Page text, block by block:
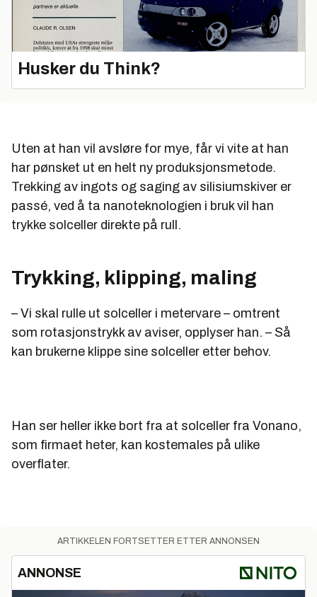
Husker du Think?
Uten at han vil avsløre for mye, får vi vite at han
har pønsket ut en helt ny produksjonsmetode.
Trekking av ingots og saging av silisiumskiver er
passé, ved å ta nanoteknologien i bruk vil han
trykke solceller direkte på rull.
Trykking, klipping, maling
– Vi skal rulle ut solceller i metervare – omtrent
som rotasjonstrykk av aviser, opplyser han. – Så
kan brukerne klippe sine solceller etter behov.
Han ser heller ikke bort fra at solceller fra Vonano,
som firmaet heter, kan kostemales på ulike
overflater.
ARTIKKELEN FORTSETTER ETTER ANNONSEN
ANNONSE